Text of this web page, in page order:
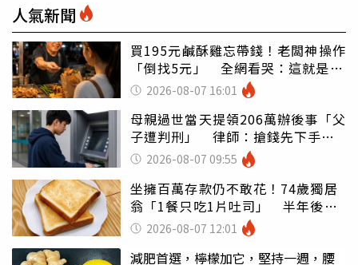
人氣新聞
買195元鹹酥雞忘帶錢！老闆神操作
「倒找5元」 全網看哭：這就是台
灣 2026-08-07 16:01
母親過世當天提領206萬辦後事「父
子遭判刑」 律師：搶錢先下手是
罪 2026-08-07 09:55
坐擁百萬存款仍不敢花！74歲獨居
翁「1餐只吃1片吐司」 半年後暴
瘦嚇壞女兒
2026-08-07 12:01
減肥首選，檸檬加它，堅持一週，腰